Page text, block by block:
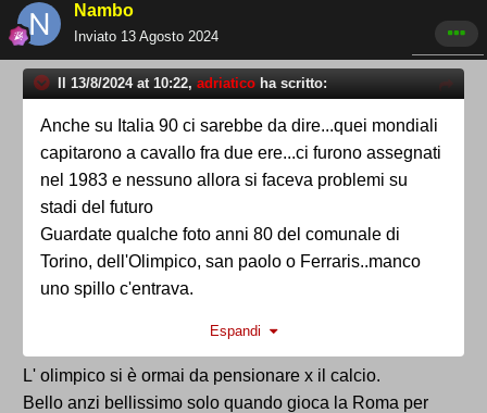
Nambo
Inviato 13 Agosto 2024
Il 13/8/2024 at 10:22, adriatico ha scritto:
Anche su Italia 90 ci sarebbe da dire...quei mondiali
capitarono a cavallo fra due ere...ci furono assegnati
nel 1983 e nessuno allora si faceva problemi su
stadi del futuro
Guardate qualche foto anni 80 del comunale di
Torino, dell'Olimpico, san paolo o Ferraris..manco
uno spillo c'entrava.
(che già partivano bene) e tutto sommato da Roma
(l'unica in cui uno stadio olimpico ha veramente
senso) che si ritrovò uno stadio con visibilità
Espandi
L' olimpico si è ormai da pensionare x il calcio.
Bello anzi bellissimo solo quando gioca la Roma per